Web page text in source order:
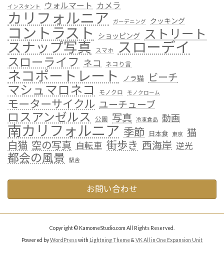
インスタント ウォルマート カメラ
カリフォルニア ガーデニング クッキング
コントラスト ショッピング ストリート
スナップ写真 スマホ スローデイ
スローライフ ネコ ネコり言
ネコポートレート ノラ猫 ビーチ
マシュマロネコ モノクロ モノクローム
モーターサイクル ユーチューブ
ロスアンゼルス 公園 写真 冷凍食品 動画
南カリフォルニア 季節 日本食 東京 猫
白猫 空の写真 自転車 街歩き 西海岸 逆光
都会の風景 駅舎
お問い合わせ
Copyright © KamomeStudio.com All Rights Reserved.
Powered byWordPresswith Lightning Theme& VK All in One Expansion Unit